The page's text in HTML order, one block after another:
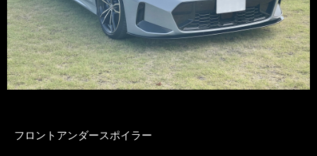
フロントアンダースポイラー